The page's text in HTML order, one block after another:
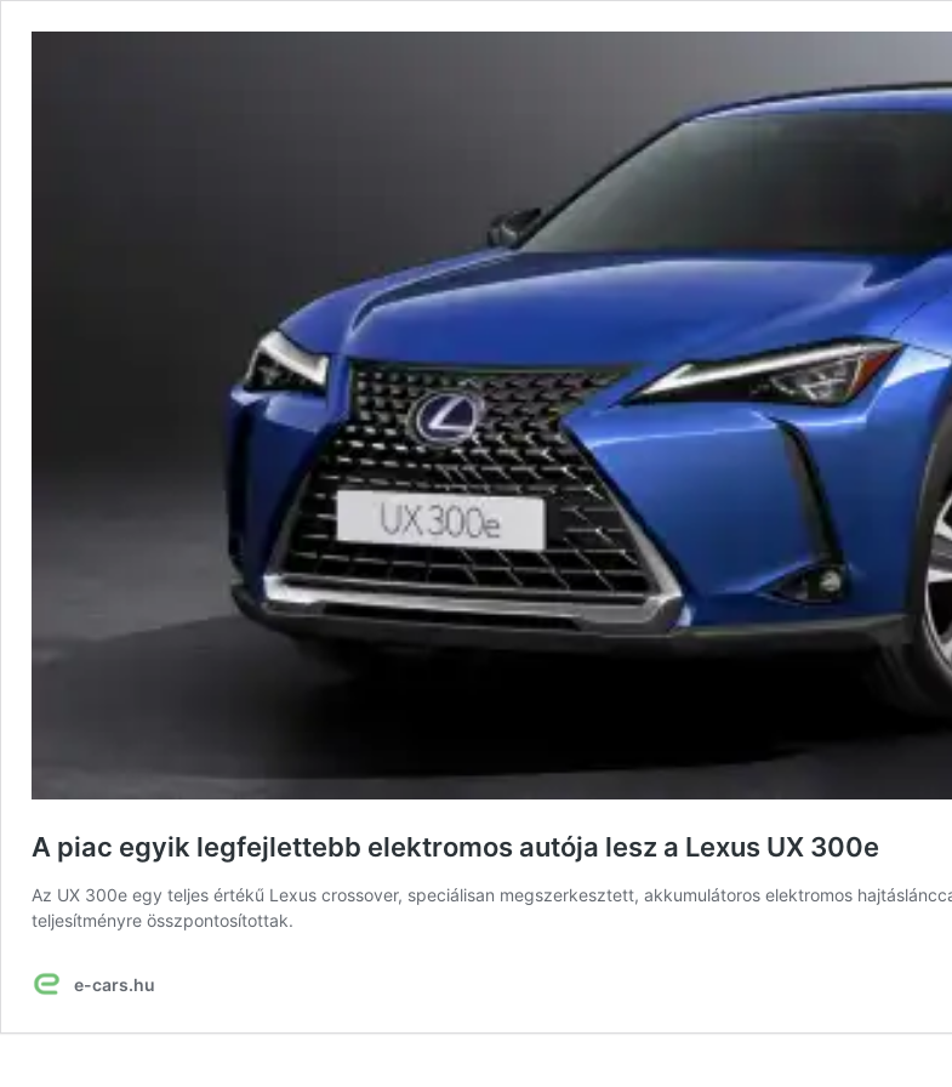
A piac egyik legfejlettebb elektromos autója lesz a Lexus UX 300e
Az UX 300e egy teljes értékű Lexus crossover, speciálisan megszerkesztett, akkumulátoros elektromos
teljesítményre összpontosítottak.
e-cars.hu